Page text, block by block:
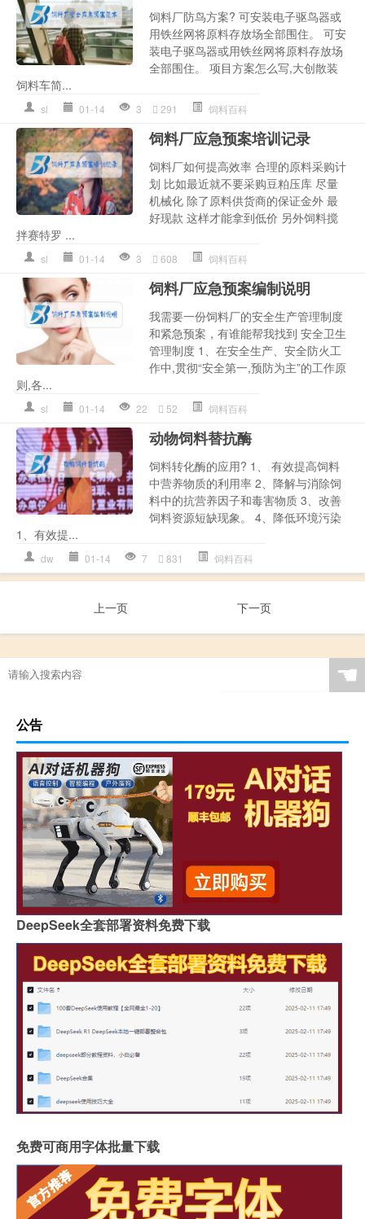
饲料厂防鸟方案? 可安装电子驱鸟器或
用铁丝网将原料存放场全部围住。 可安
装电子驱鸟器或用铁丝网将原料存放场
全部围住。 项目方案怎么写,大创散装
饲料车简...
sl 01-14 3 291 饲料百科
饲料厂应急预案培训记录
饲料厂如何提高效率 合理的原料采购计
划 比如最近就不要采购豆粕压库 尽量
机械化 除了原料供货商的保证金外 最
好现款 这样才能拿到低价 另外饲料搅
拌赛特罗 ...
sl 01-14 3 608 饲料百科
饲料厂应急预案编制说明
我需要一份饲料厂的安全生产管理制度
和紧急预案，有谁能帮我找到 安全卫生
管理制度 1、在安全生产、安全防火工
作中,贯彻“安全第一,预防为主”的工作原
则,各...
sl 01-14 22 52 饲料百科
动物饲料替抗酶
饲料转化酶的应用? 1、 有效提高饲料
中营养物质的利用率 2、降解与消除饲
料中的抗营养因子和毒害物质 3、改善
饲料资源短缺现象。 4、降低环境污染
1、有效提...
dw 01-14 7 831 饲料百科
上一页 下一页
☚
公告
DeepSeek全套部署资料免费下载
免费可商用字体批量下载